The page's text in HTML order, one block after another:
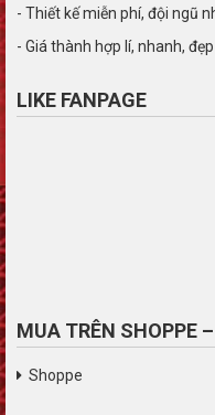
- Thiết kế miễn phí, đội ngũ
- Giá thành hợp lí, nhanh, đẹp
LIKE FANPAGE
MUA TRÊN SHOPPE
Shoppe